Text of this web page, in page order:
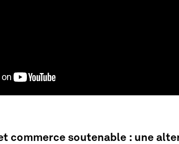
commerce soutenable : une